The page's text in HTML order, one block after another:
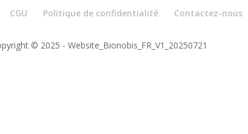
CGU Politique de confidentialité Contactez-nous
© 2025 - Website_Bionobis_FR_V1_20250721